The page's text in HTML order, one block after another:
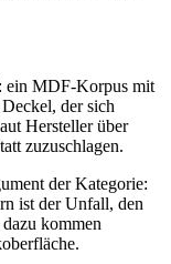
ein MDF-Korpus mit
der sich
Hersteller über
zuzuschlagen.
der Kategorie:
ist der Unfall, den
kommen